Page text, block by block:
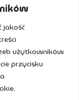
jakość
użytkowników
przycisku
🥁